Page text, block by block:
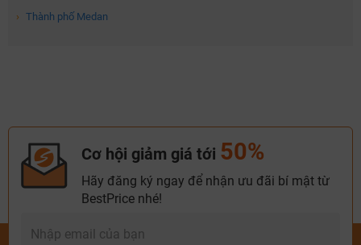
› Thành phố Medan
Cơ hội giảm giá tới 50%
Hãy đăng ký ngay để nhận ưu đãi bí mật từ
BestPrice nhé!